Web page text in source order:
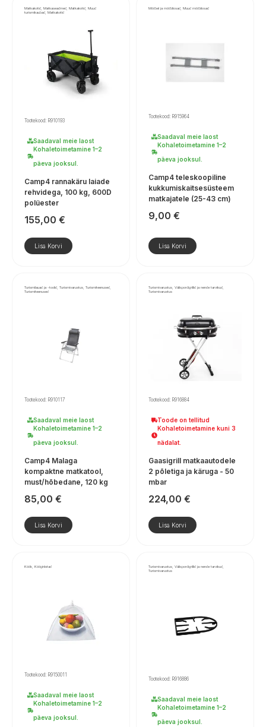
Matkakotid, Matkaseadmed, Matkakotid, Muud
turismikaubad, Matkakotid
Tootekood: R910193
Saadaval meie laost
Kohaletoimetamine 1–2
päeva jooksul.
Camp4 rannakäru laiade
rehvidega, 100 kg, 600D
polüester
155,00 €
Lisa Korvi
Mööbel ja mööbliosad, Muud mööbliosad
Tootekood: R915964
Saadaval meie laost
Kohaletoimetamine 1–2
päeva jooksul.
Camp4 teleskoopiline
kukkumiskaitsesüsteem
matkajatele (25-43 cm)
9,00 €
Lisa Korvi
Turismilauad ja -toolid, Turismivarustus, Turismiteenused,
Turismiteenused
Tootekood: R910117
Saadaval meie laost
Kohaletoimetamine 1–2
päeva jooksul.
Camp4 Malaga
kompaktne matkatool,
must/hõbedane, 120 kg
85,00 €
Lisa Korvi
Turismivarustus, Välispordigrillid ja nende tarvikud,
Turismivarustus
Tootekood: R916884
Toode on tellitud
Kohaletoimetamine kuni 3
nädalat.
Gaasigrill matkaautodele
2 põletiga ja käruga - 50
mbar
224,00 €
Lisa Korvi
Köök, Köögiriistad
Tootekood: R9150011
Saadaval meie laost
Kohaletoimetamine 1–2
päeva jooksul.
Turismivarustus, Välispordigrillid ja nende tarvikud,
Turismivarustus
Tootekood: R916886
Saadaval meie laost
Kohaletoimetamine 1–2
päeva jooksul.